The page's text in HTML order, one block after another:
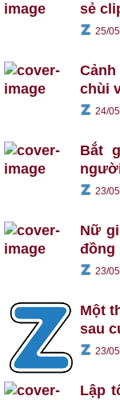
sẻ
25/
chùi
24/
Bắt
23/
Nữ
đồng
23/
Một
sau
23/
Lập